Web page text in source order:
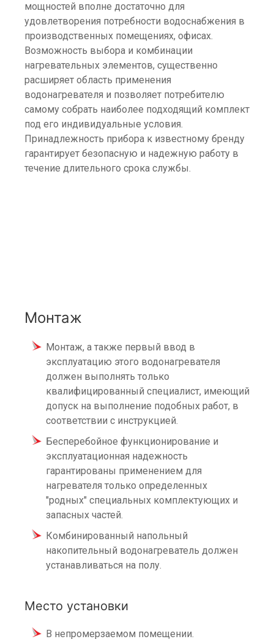
мощностей вполне достаточно для
удовлетворения потребности водоснабжения в
производственных помещениях, офисах.
Возможность выбора и комбинации
нагревательных элементов, существенно
расширяет область применения
водонагревателя и позволяет потребителю
самому собрать наиболее подходящий комплект
под его индивидуальные условия.
Принадлежность прибора к известному бренду
гарантирует безопасную и надежную работу в
течение длительного срока службы.
Монтаж
Монтаж, а также первый ввод в
эксплуатацию этого водонагревателя
должен выполнять только
квалифицированный специалист, имеющий
допуск на выполнение подобных работ, в
соответствии с инструкцией.
Бесперебойное функционирование и
эксплуатационная надежность
гарантированы применением для
нагревателя только определенных
"родных" специальных комплектующих и
запасных частей.
Комбинированный напольный
накопительный водонагреватель должен
устанавливаться на полу.
Место установки
В непромерзаемом помещении.